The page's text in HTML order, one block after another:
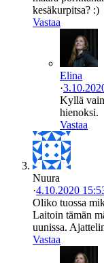
kesäkurpitsa? :)
Vastaa
Elina
·
Kyllä
hienoksi.
Vastaa
Nuura
·4.10.2020
Oliko tuossa
Laitoin tämän
uunissa.
Vastaa